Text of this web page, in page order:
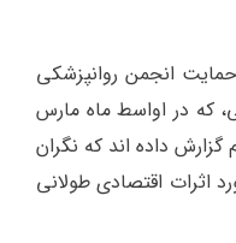
انجمن روانپزشکی
آمریکایی، که در اواسط ماه مارس
از مردم گزارش داده اند که نگران
68 درصد در مورد اثرات اقتصادی طولانی